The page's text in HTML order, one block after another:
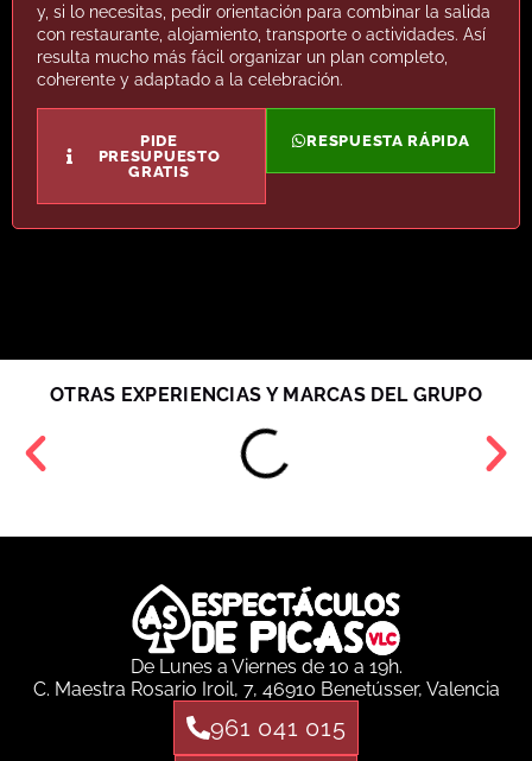
y, si lo necesitas, pedir orientación para combinar la salida
con restaurante, alojamiento, transporte o actividades. Así
resulta mucho más fácil organizar un plan completo,
coherente y adaptado a la celebración.
PIDE
PRESUPUESTO
GRATIS
RESPUESTA RÁPIDA
OTRAS EXPERIENCIAS Y MARCAS DEL GRUPO
De Lunes a Viernes de 10 a 19h.
C. Maestra Rosario Iroil, 7, 46910 Benetússer, Valencia
961 041 015